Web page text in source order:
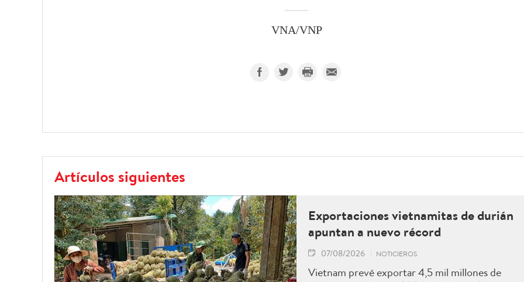
VNA/VNP
Artículos siguientes
Exportaciones vietnamitas de durián
apuntan a nuevo récord
07/08/2026 NOTICIEROS
Vietnam prevé exportar 4,5 mil millones de